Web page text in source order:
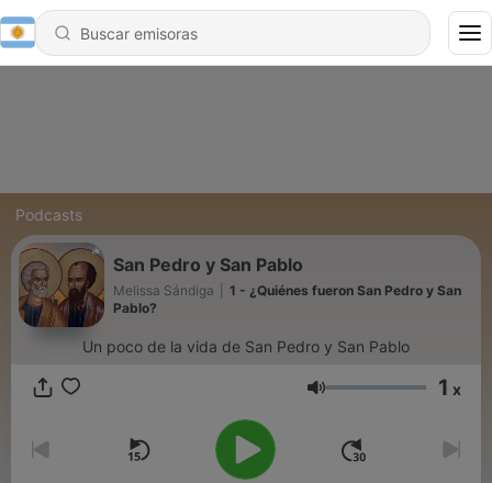
Podcasts
San Pedro y San Pablo
Melissa Sándiga
1 - ¿Quiénes fueron San Pedro y San
Pablo?
Un poco de la vida de San Pedro y San Pablo
Volumen 1 x